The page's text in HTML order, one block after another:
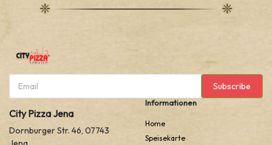
Subscribe
City Pizza Jena
Dornburger Str. 46, 07743
Informationen
Home
Speisekarte